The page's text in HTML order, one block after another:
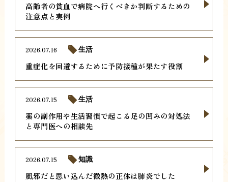
高齢者の貧血で病院へ行くべきか判断するための
注意点と実例
重症化を回避するために予防接種が果たす役割
2026.07.16 生活
薬の副作用や生活習慣で起こる足の凹みの対処法
と専門医への相談先
2026.07.15 生活
風邪だと思い込んだ微熱の正体は肺炎でした
2026.07.15 知識